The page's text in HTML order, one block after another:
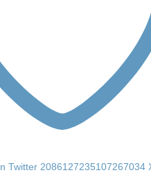
Twitter 2086127235107267034